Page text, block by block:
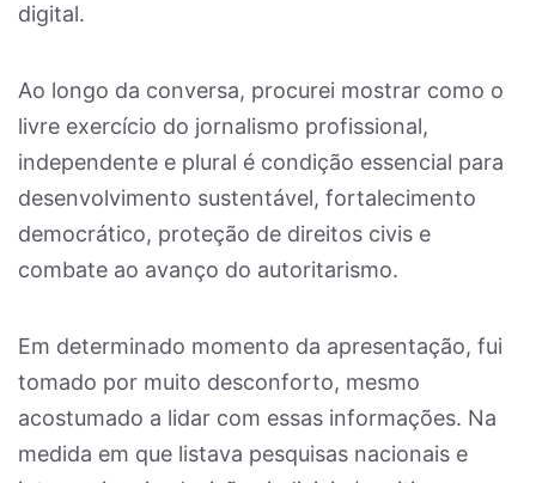
digital.
Ao longo da conversa, procurei mostrar como o
livre exercício do jornalismo profissional,
independente e plural é condição essencial para
desenvolvimento sustentável, fortalecimento
democrático, proteção de direitos civis e
combate ao avanço do autoritarismo.
Em determinado momento da apresentação, fui
tomado por muito desconforto, mesmo
acostumado a lidar com essas informações. Na
medida em que listava pesquisas nacionais e